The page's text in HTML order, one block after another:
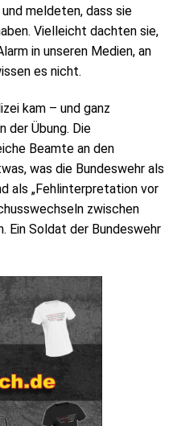
meldeten, dass sie
Vielleicht dachten sie,
in unseren Medien, an
es nicht.
kam – und ganz
Übung. Die
Beamte an den
was die Bundeswehr als
als „Fehlinterpretation vor
zwischen
Ein Soldat der Bundeswehr